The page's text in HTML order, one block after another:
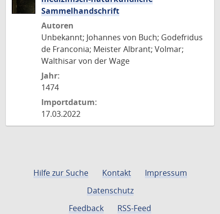
Sammelhandschrift
Autoren
Unbekannt; Johannes von Buch; Godefridus
de Franconia; Meister Albrant; Volmar;
Walthisar von der Wage
Jahr:
1474
Importdatum:
17.03.2022
Hilfe zur Suche Kontakt
Impressum
Datenschutz
Feedback
RSS-Feed